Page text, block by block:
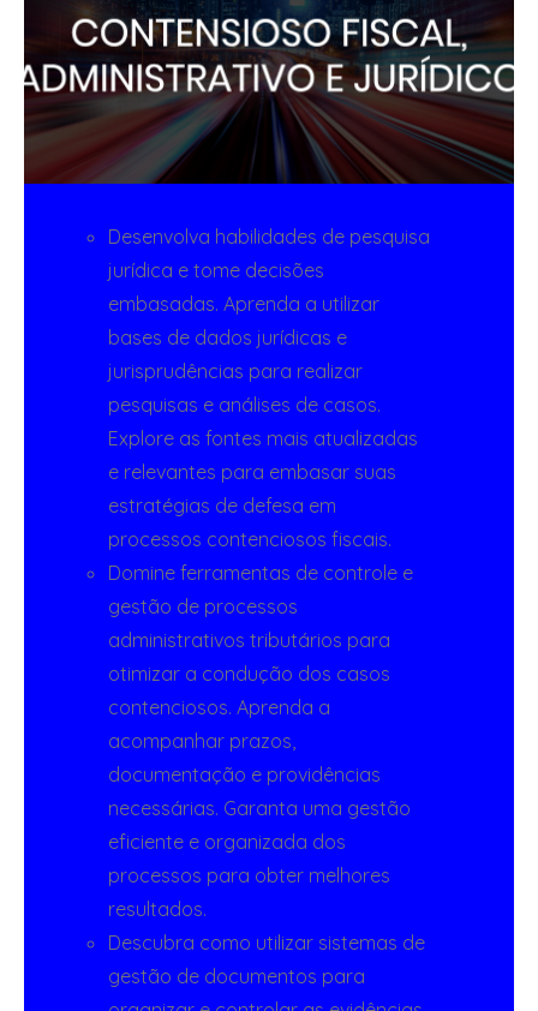
Desenvolva habilidades de pesquisa
jurídica e tome decisões
embasadas. Aprenda a utilizar
bases de dados jurídicas e
jurisprudências para realizar
pesquisas e análises de casos.
Explore as fontes mais atualizadas
e relevantes para embasar suas
estratégias de defesa em
processos contenciosos fiscais.
Domine ferramentas de controle e
gestão de processos
administrativos tributários para
otimizar a condução dos casos
contenciosos. Aprenda a
acompanhar prazos,
documentação e providências
necessárias. Garanta uma gestão
eficiente e organizada dos
processos para obter melhores
resultados.
Descubra como utilizar sistemas de
gestão de documentos para